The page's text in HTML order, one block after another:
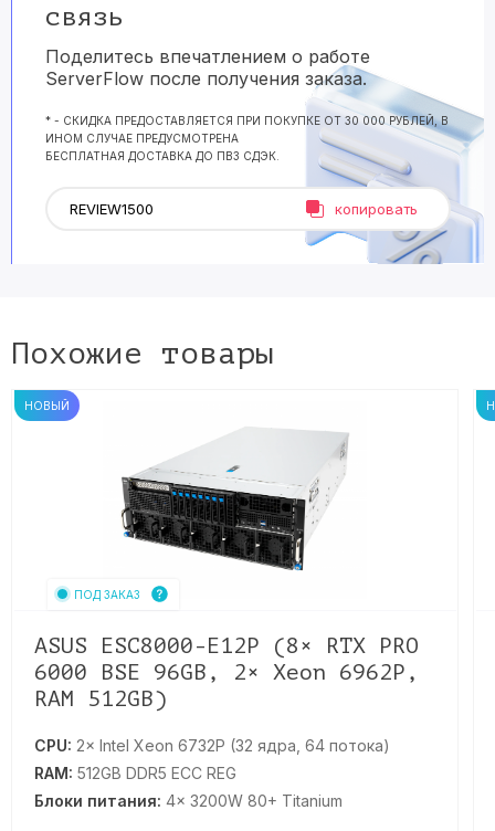
связь
Поделитесь впечатлением о работе
ServerFlow после получения заказа.
* - СКИДКА ПРЕДОСТАВЛЯЕТСЯ ПРИ ПОКУПКЕ ОТ 30 000 РУБЛЕЙ, В
ИНОМ СЛУЧАЕ ПРЕДУСМОТРЕНА
БЕСПЛАТНАЯ ДОСТАВКА ДО ПВЗ СДЭК.
копировать
Похожие товары
НОВЫЙ
ПОД ЗАКАЗ
ASUS ESC8000-E12P (8× RTX PRO
6000 BSE 96GB, 2× Xeon 6962P,
RAM 512GB)
CPU: 2× Intel Xeon 6732P (32 ядра, 64 потока)
RAM: 512GB DDR5 ECC REG
Блоки питания: 4× 3200W 80+ Titanium